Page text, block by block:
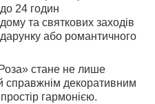
24 годин
та святкових заходів
або романтичного
стане не лише
справжнім декоративним
гармонією.